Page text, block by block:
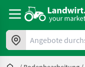
Angebote durchsuchen